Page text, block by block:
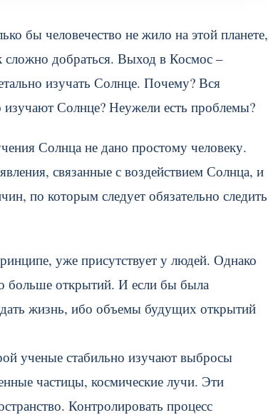
бы человечество не жило на этой планете,
сложно добраться. Выход в Космос –
изучать Солнце. Почему? Вся
Солнце? Неужели есть проблемы?
Солнца не дано простому человеку.
связанные с воздействием Солнца, и
по которым следует обязательно следить
уже присутствует у людей. Однако
больше открытий. И если бы была
жизнь, ибо объемы будущих открытий
ученые стабильно изучают выбросы
частицы, космические лучи. Эти
Контролировать процесс